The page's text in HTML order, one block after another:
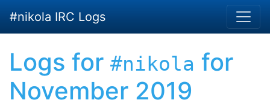
#nikola IRC Logs
Logs for #nikola for
November 2019